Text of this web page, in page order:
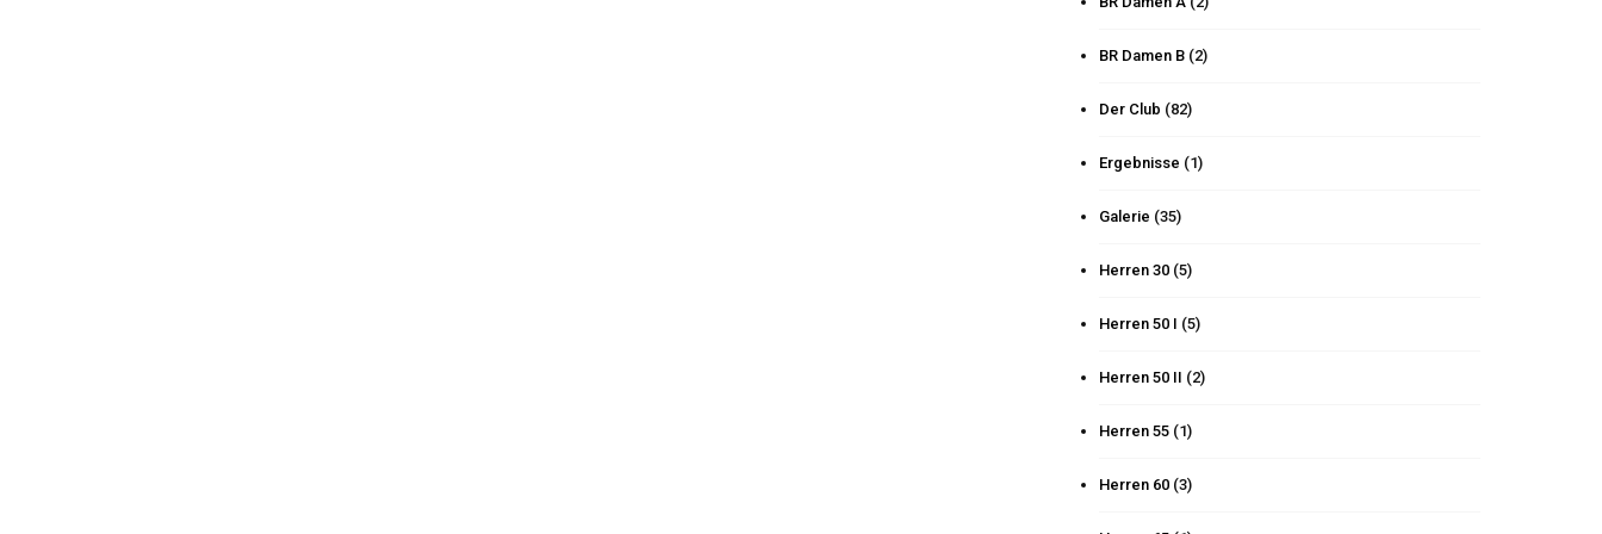
BR Damen B (2)
Der Club (82)
Ergebnisse (1)
Galerie (35)
Herren 30 (5)
Herren 50 I (5)
Herren 50 II (2)
Herren 55 (1)
Herren 60 (3)